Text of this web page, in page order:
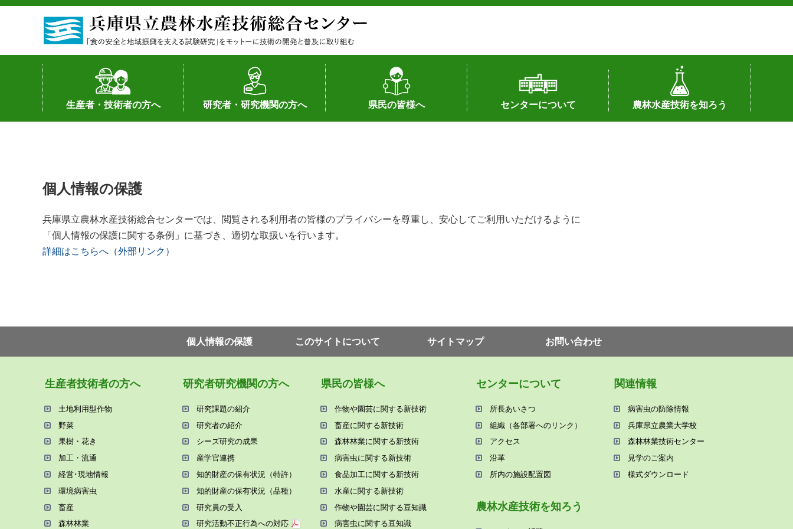
生産者・技術者の方へ
土地利用型作物
野菜
果樹・花き
加工・流通
経営･現地情報
環境病害虫
畜産
森林林業
水産
基幹種雄牛の紹介
研究者・研究機関の方へ
研究者の紹介
シーズ研究の成果
産学官連携
知的財産の保有状況（特許）
知的財産の保有状況（品種）
研究員の受入
研究活動不正行為への対応
公的研究資金への対応
県民の皆様へ
作物や園芸に関する新技術
畜産に関する新技術
森林林業に関する新技術
病害虫に関する新技術
食品加工に関する新技術
水産に関する新技術
作物や園芸に関する豆知識
病害虫に関する豆知識
畜産に関する豆知識
水産に関する豆知識
バイテク・農業環境・機械関係
食品加工に関する豆知識
森林林業に関する豆知識
センターについて
所長あいさつ
組織（各部署へのリンク）
アクセス
沿革
所内の施設配置図
農林水産技術を知ろう
センターの話題
私の試験研究
試験研究課題
第6期中期業務計画
オンライン研究報告
刊行物
知的財産に関する相談窓口
個人情報の保護
兵庫県立農林水産技術総合センターでは、閲覧される利用者の皆様のプライバシーを尊重し、安心してご利用いただけるように
「個人情報の保護に関する条例」に基づき、適切な取扱いを行います。
詳細はこちらへ（外部リンク）
個⼈情報の保護 このサイトについて サイトマップ お問い合わせ
⽣産者技術者の⽅へ
⼟地利⽤型作物
野菜
果樹・花き
加⼯・流通
経営･現地情報
環境病害⾍
畜産
森林林業
研究者研究機関の⽅へ
研究課題の紹介
研究者の紹介
シーズ研究の成果
産学官連携
知的財産の保有状況（特許）
知的財産の保有状況（品種）
研究員の受⼊
研究活動不正⾏為への対応
県⺠の皆様へ
作物や園芸に関する新技術
畜産に関する新技術
森林林業に関する新技術
病害⾍に関する新技術
⾷品加⼯に関する新技術
⽔産に関する新技術
作物や園芸に関する⾖知識
病害⾍に関する⾖知識
センターについて
所⻑あいさつ
組織（各部署へのリンク）
アクセス
沿⾰
所内の施設配置図
農林⽔産技術を知ろう
関連情報
病害⾍の防除情報
兵庫県⽴農業⼤学校
森林林業技術センター
⾒学のご案内
様式ダウンロード